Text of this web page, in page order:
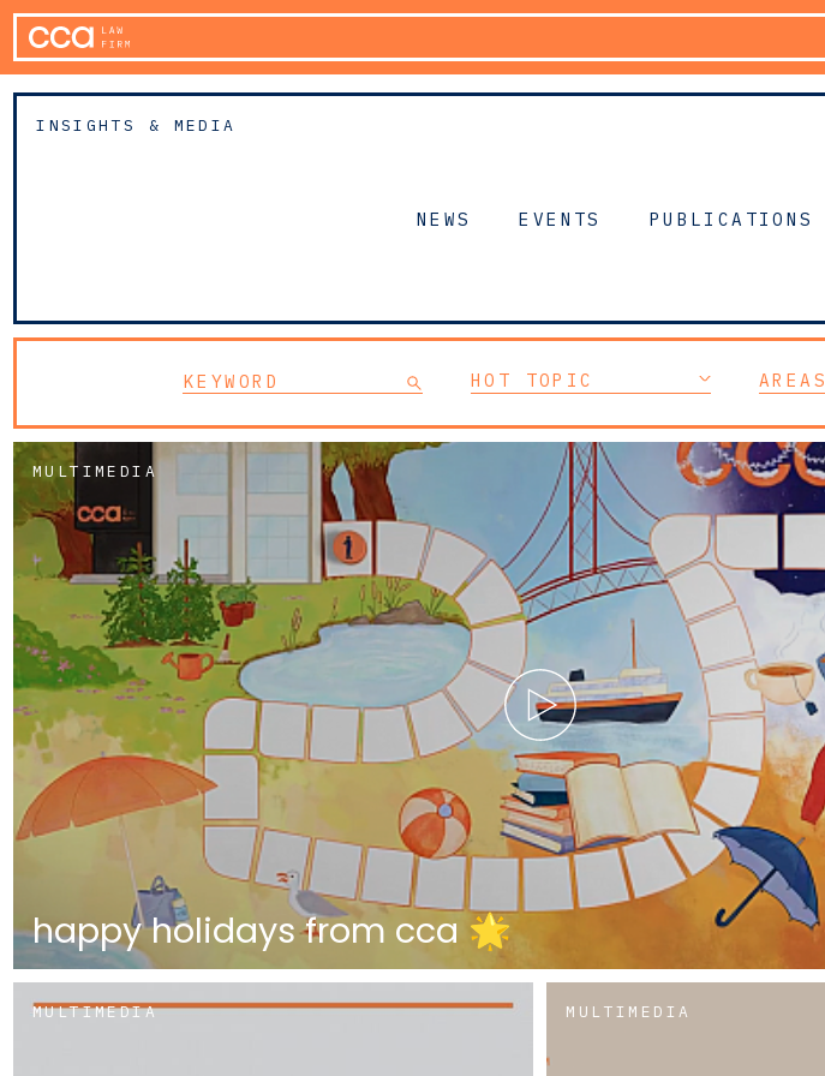
INSIGHTS & MEDIA
NEWS EVENTS PUBLICATIONS
HOT TOPIC AREAS
MULTIMEDIA
happy holidays from cca 🌟
MULTIMEDIA MULTIMEDIA